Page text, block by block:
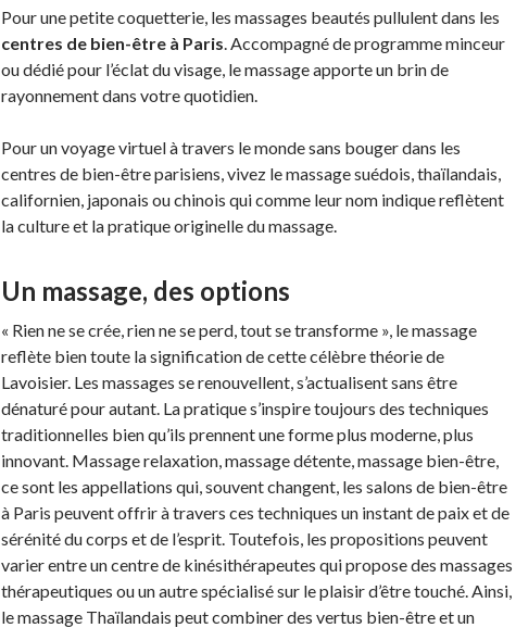
Pour une petite coquetterie, les massages beautés pullulent dans les
centres de bien-être à Paris. Accompagné de programme minceur
ou dédié pour l’éclat du visage, le massage apporte un brin de
rayonnement dans votre quotidien.
Pour un voyage virtuel à travers le monde sans bouger dans les
centres de bien-être parisiens, vivez le massage suédois, thaïlandais,
californien, japonais ou chinois qui comme leur nom indique reflètent
la culture et la pratique originelle du massage.
Un massage, des options
« Rien ne se crée, rien ne se perd, tout se transforme », le massage
reflète bien toute la signification de cette célèbre théorie de
Lavoisier. Les massages se renouvellent, s’actualisent sans être
dénaturé pour autant. La pratique s’inspire toujours des techniques
traditionnelles bien qu’ils prennent une forme plus moderne, plus
innovant. Massage relaxation, massage détente, massage bien-être,
ce sont les appellations qui, souvent changent, les salons de bien-être
à Paris peuvent offrir à travers ces techniques un instant de paix et de
sérénité du corps et de l’esprit. Toutefois, les propositions peuvent
varier entre un centre de kinésithérapeutes qui propose des massages
thérapeutiques ou un autre spécialisé sur le plaisir d’être touché. Ainsi,
le massage Thaïlandais peut combiner des vertus bien-être et un